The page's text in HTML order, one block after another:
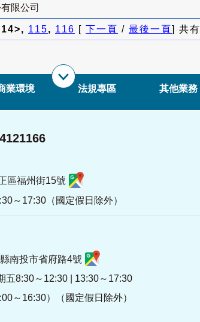
限公司
115, 116 [ 下一頁 / 最後一頁] 共有
業環境 法規專區 其他業務
區福州街15號
～17:30（國定假日除外）
南投市省府路4號
五8:30～12:30 | 13:30～17:30
～16:30）（國定假日除外）